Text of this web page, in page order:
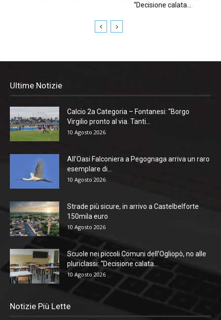
“Decisione calata...
Ultime Notizie
Calcio 2a Categoria – Fontanesi: “Borgo
Virgilio pronto al via. Tanti...
10 Agosto 2026
All’Oasi Falconiera a Pegognaga arriva un raro
esemplare di...
10 Agosto 2026
Strade più sicure, in arrivo a Castelbelforte
150mila euro
10 Agosto 2026
Scuole nei piccoli Comuni dell’Ogliopò, no alle
pluriclassi: “Decisione calata...
10 Agosto 2026
Notizie Più Lette